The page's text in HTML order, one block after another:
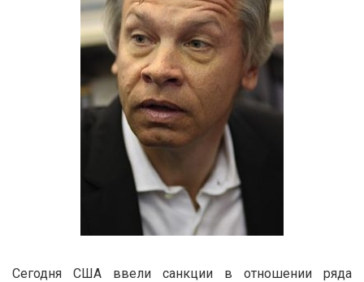
Сегодня США ввели санкции в отношении ряда